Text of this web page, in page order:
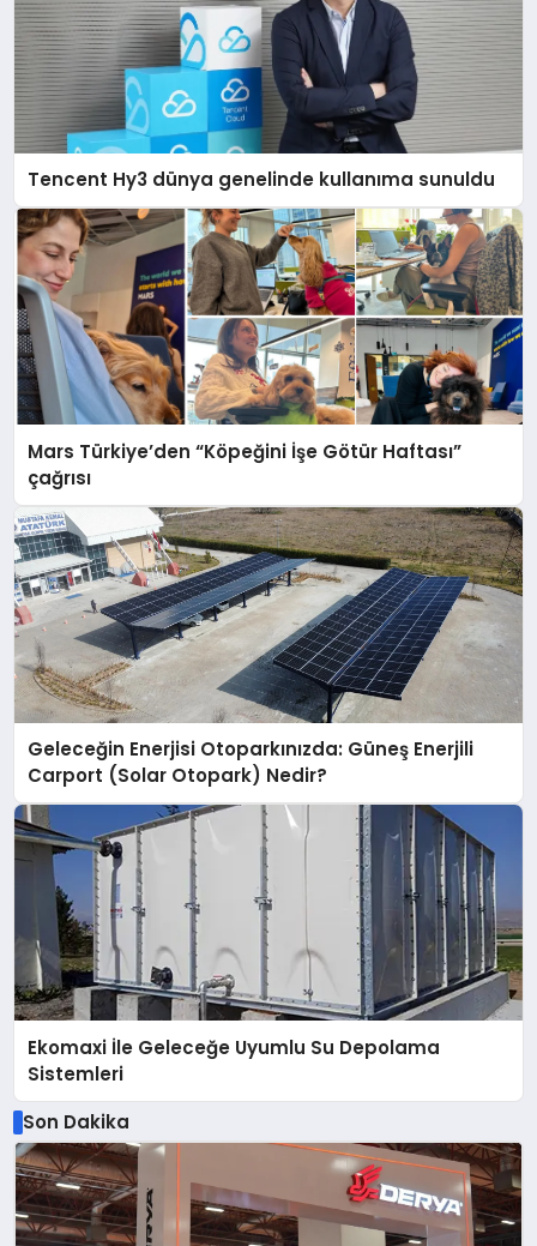
Tencent Hy3 dünya genelinde kullanıma sunuldu
Mars Türkiye’den “Köpeğini İşe Götür Haftası”
çağrısı
Geleceğin Enerjisi Otoparkınızda: Güneş Enerjili
Carport (Solar Otopark) Nedir?
Ekomaxi İle Geleceğe Uyumlu Su Depolama
Sistemleri
Son Dakika